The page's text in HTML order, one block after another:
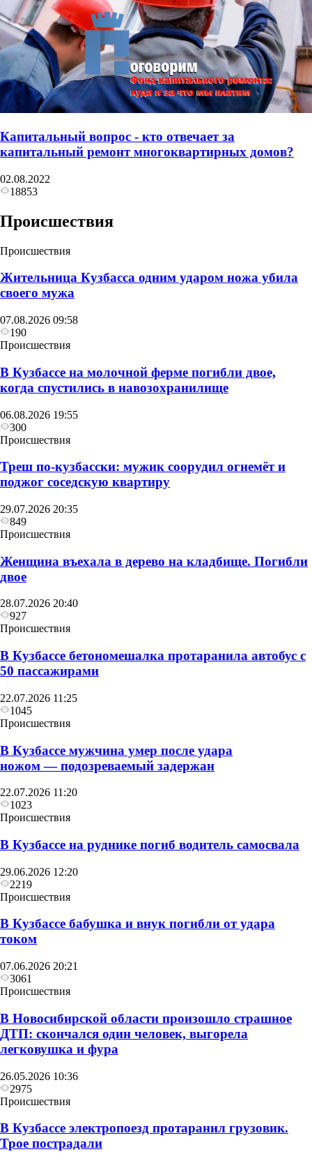
Капитальный вопрос - кто отвечает за
капитальный ремонт многоквартирных домов?
02.08.2022
18853
Происшествия
Происшествия
Жительница Кузбасса одним ударом ножа убила
своего мужа
07.08.2026 09:58
190
Происшествия
В Кузбассе на молочной ферме погибли двое,
когда спустились в навозохранилище
06.08.2026 19:55
300
Происшествия
Треш по-кузбасски: мужик соорудил огнемёт и
поджог соседскую квартиру
29.07.2026 20:35
849
Происшествия
Женщина въехала в дерево на кладбище. Погибли
двое
28.07.2026 20:40
927
Происшествия
В Кузбассе бетономешалка протаранила автобус с
50 пассажирами
22.07.2026 11:25
1045
Происшествия
В Кузбассе мужчина умер после удара
ножом — подозреваемый задержан
22.07.2026 11:20
1023
Происшествия
В Кузбассе на руднике погиб водитель самосвала
29.06.2026 12:20
2219
Происшествия
В Кузбассе бабушка и внук погибли от удара
током
07.06.2026 20:21
3061
Происшествия
В Новосибирской области произошло страшное
ДТП: скончался один человек, выгорела
легковушка и фура
26.05.2026 10:36
2975
Происшествия
В Кузбассе электропоезд протаранил грузовик.
Трое пострадали